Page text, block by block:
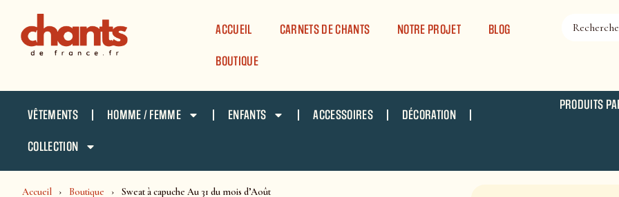
ACCUEIL CARNETS DE CHANTS NOTRE PROJET BLOG
BOUTIQUE
VÊTEMENTS HOMME / FEMME ENFANTS ACCESSOIRES DÉCORATION
COLLECTION
PRODUITS
Accueil Boutique Sweat à capuche Au 31 du mois d’Août